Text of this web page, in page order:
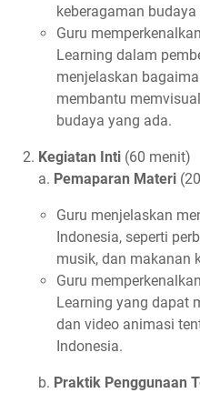
keberagaman
Guru
Learning dalam
menjelaskan
membantu
budaya yang ada.
Kegiatan Inti (60 menit)
a. Pemaparan Materi
Guru menjelaskan
Indonesia, seperti
musik, dan makanan
Guru
Learning yang dapat
dan video animasi
Indonesia.
b. Praktik Penggunaan